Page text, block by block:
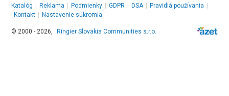
Katalóg Reklama Podmienky GDPR DSA Pravidlá používania
Kontakt
Nastavenie súkromia
© 2000 - 2026, Ringier Slovakia Communities s.r.o.